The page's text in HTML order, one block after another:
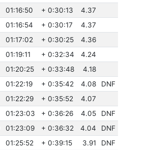
01:16:50 + 0:30:13
4.37
01:16:54 + 0:30:17
4.37
01:17:02 + 0:30:25
4.36
01:19:11 + 0:32:34
4.24
01:20:25 + 0:33:48
4.18
01:22:19 + 0:35:42 4.08
DNF
01:22:29 + 0:35:52
4.07
01:23:03 + 0:36:26 4.05
DNF
01:23:09 + 0:36:32 4.04
DNF
01:25:52 + 0:39:15 3.91
DNF